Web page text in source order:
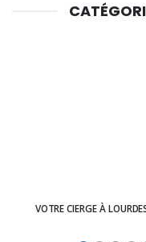
VOTRE CIERGE À